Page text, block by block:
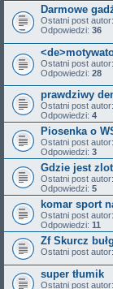
Darmowe
Ostatni post autor:
Odpowiedzi: 36
Ostatni post autor:
Odpowiedzi: 28
prawdziwy
Ostatni post autor:
Odpowiedzi: 4
Piosenka o
Ostatni post autor:
Odpowiedzi: 3
Gdzie jest
Ostatni post autor:
Odpowiedzi: 5
komar sport
Ostatni post autor:
Odpowiedzi: 11
Zf Skurcz
Ostatni post autor:
super tłumik
Ostatni post autor: